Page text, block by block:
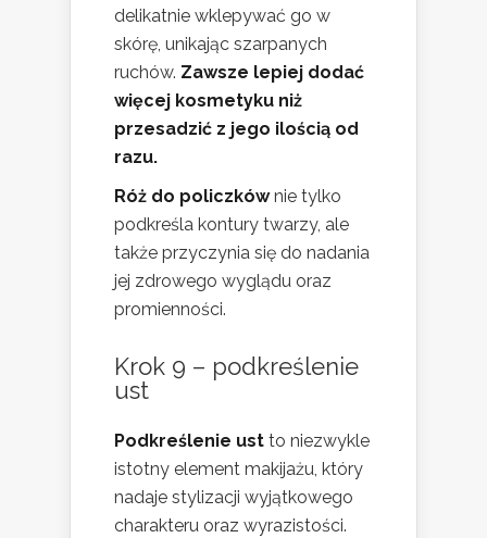
delikatnie wklepywać go w
skórę, unikając szarpanych
ruchów. Zawsze lepiej dodać
więcej kosmetyku niż
przesadzić z jego ilością od
razu.
Róż do policzkównie tylko
podkreśla kontury twarzy, ale
także przyczynia się do nadania
jej zdrowego wyglądu oraz
promienności.
Krok 9 – podkreślenie
ust
Podkreślenie ust to niezwykle
istotny element makijażu, który
nadaje stylizacji wyjątkowego
charakteru oraz wyrazistości.